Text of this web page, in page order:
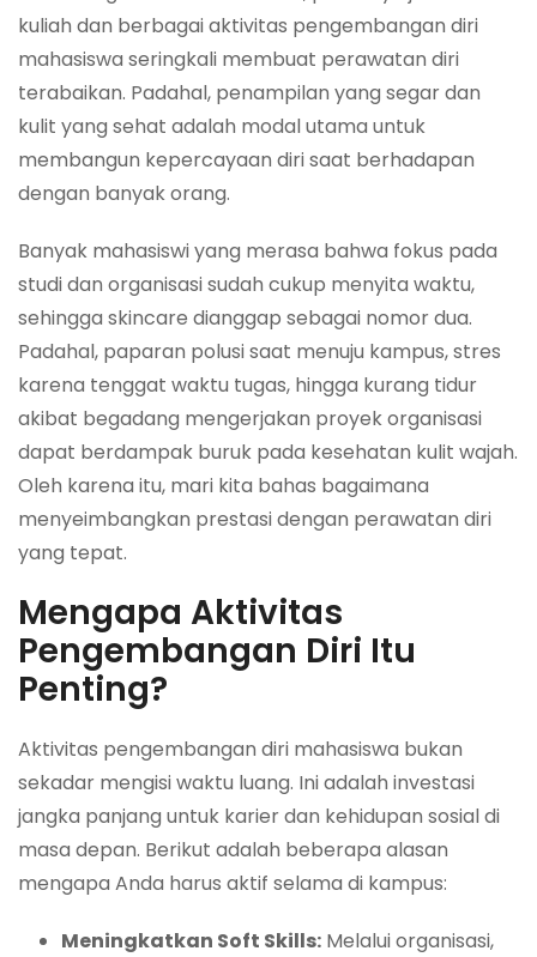
kuliah dan berbagai aktivitas pengembangan diri
mahasiswa seringkali membuat perawatan diri
terabaikan. Padahal, penampilan yang segar dan
kulit yang sehat adalah modal utama untuk
membangun kepercayaan diri saat berhadapan
dengan banyak orang.
Banyak mahasiswi yang merasa bahwa fokus pada
studi dan organisasi sudah cukup menyita waktu,
sehingga skincare dianggap sebagai nomor dua.
Padahal, paparan polusi saat menuju kampus, stres
karena tenggat waktu tugas, hingga kurang tidur
akibat begadang mengerjakan proyek organisasi
dapat berdampak buruk pada kesehatan kulit wajah.
Oleh karena itu, mari kita bahas bagaimana
menyeimbangkan prestasi dengan perawatan diri
yang tepat.
Mengapa Aktivitas
Pengembangan Diri Itu
Penting?
Aktivitas pengembangan diri mahasiswa bukan
sekadar mengisi waktu luang. Ini adalah investasi
jangka panjang untuk karier dan kehidupan sosial di
masa depan. Berikut adalah beberapa alasan
mengapa Anda harus aktif selama di kampus:
Meningkatkan Soft Skills: Melalui organisasi,